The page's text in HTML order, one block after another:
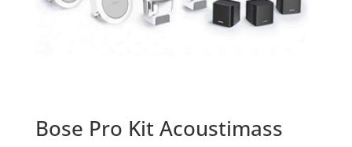
Bose Pro Kit Acoustimass